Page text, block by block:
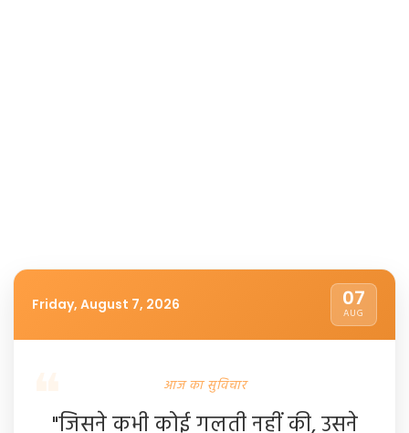
Friday, August 7, 2026 07
AUG
आज का सुविचार
"जिसने कभी कोई गलती नहीं की, उसने